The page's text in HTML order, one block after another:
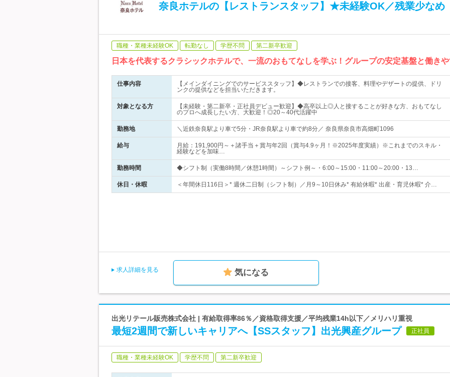
奈良ホテルの【レストランスタッフ】★未経験OK／残業少なめ
職種・業種未経験OK 転勤なし 学歴不問 第二新卒歓迎
日本を代表するクラシックホテルで、一流のおもてなしを学ぶ！グループの安定基盤と働き
仕事内容
【メインダイニングでのサービススタッフ】◆レストランでの接客、料理やデザートの提供、ドリ
ンクの提供などを担当いただきます。
対象となる方
【未経験・第二新卒・正社員デビュー歓迎】◆高卒以上◎人と接することが好きな方、おもてなし
のプロへ成長したい方、大歓迎！◎20～40代活躍中
勤務地 ＼近鉄奈良駅より車で5分・JR奈良駅より車で約8分／ 奈良県奈良市高畑町1096
給与
月給：191,900円～＋諸手当＋賞与年2回（賞与4.9ヶ月！※2025年度実績）※これまでのスキル・
経験などを加味…
勤務時間 ◆シフト制（実働8時間／休憩1時間）～シフト例～・6:00～15:00・11:00～20:00・13…
休日・休暇 ＜年間休日116日＞* 週休二日制（シフト制）／月9～10日休み* 有給休暇* 出産・育児休暇* 介…
求人詳細を見る 気になる
出光リテール販売株式会社 | 有給取得率86％／資格取得支援／平均残業14h以下／メリハリ重視
最短2週間で新しいキャリアへ【SSスタッフ】出光興産グループ 正社員
職種・業種未経験OK 学歴不問 第二新卒歓迎